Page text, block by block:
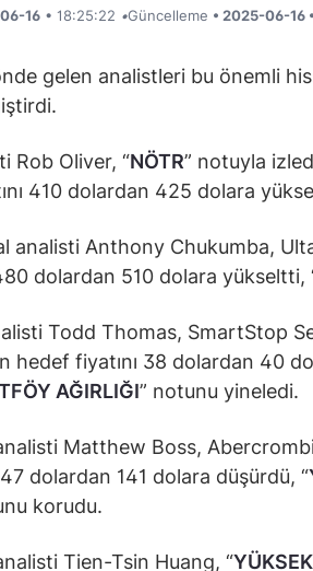
16 • 18:25:22 •Güncelleme • 2025-06-16 •
gelen analistleri bu önemli
Rob Oliver, “NÖTR” notuyla
410 dolardan 425 dolara
analisti Anthony Chukumba,
dolardan 510 dolara yükseltti,
Todd Thomas, SmartStop
hedef fiyatını 38 dolardan 40
AĞIRLIĞI” notunu yineledi.
Matthew Boss,
dolardan 141 dolara düşürdü, “
korudu.
Tien-Tsin Huang, “